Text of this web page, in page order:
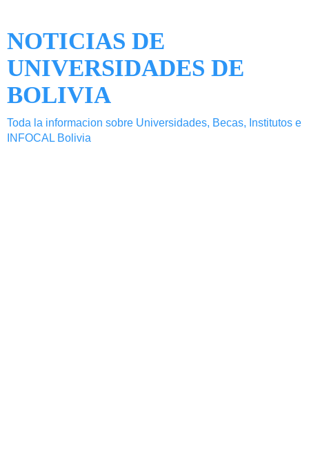
NOTICIAS DE
UNIVERSIDADES DE
BOLIVIA
Toda la informacion sobre Universidades, Becas, Institutos e
INFOCAL Bolivia